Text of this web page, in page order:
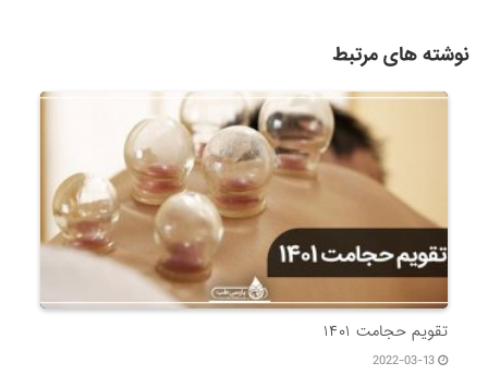
نوشته های مرتبط
تقویم حجامت ۱۴۰۱
2022-03-13